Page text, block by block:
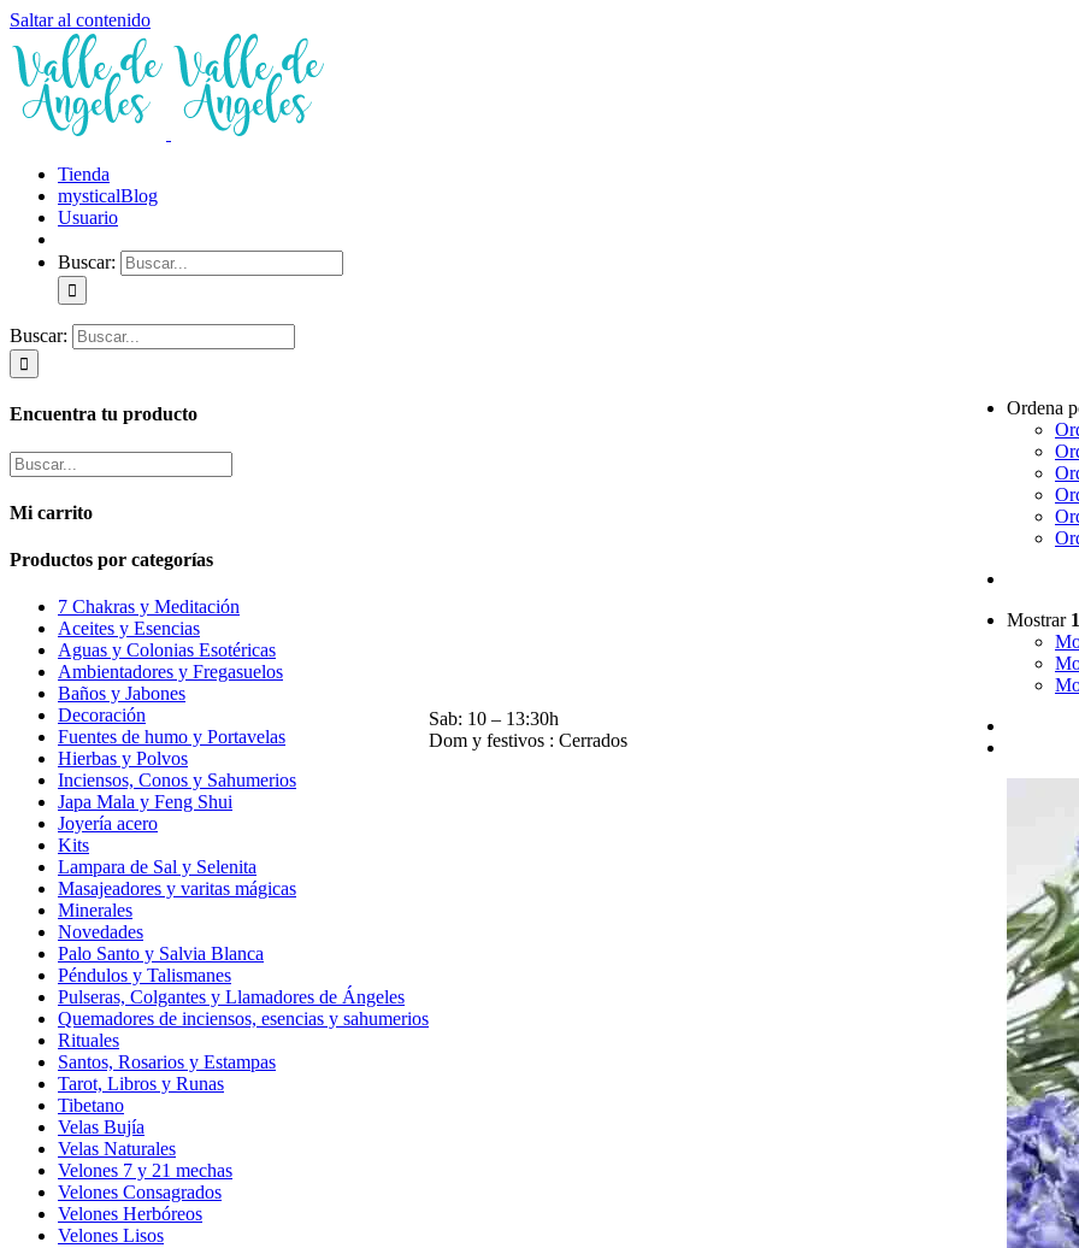
Saltar al contenido
Tienda
mysticalBlog
Usuario
Buscar:
Buscar:
Ordena
Mostrar
Encuentra tu producto
Mi carrito
Productos por categorías
7 Chakras y Meditación
Aceites y Esencias
Aguas y Colonias Esotéricas
Ambientadores y Fregasuelos
Baños y Jabones
Decoración
Fuentes de humo y Portavelas
Hierbas y Polvos
Inciensos, Conos y Sahumerios
Japa Mala y Feng Shui
Joyería acero
Kits
Lampara de Sal y Selenita
Masajeadores y varitas mágicas
Minerales
Novedades
Palo Santo y Salvia Blanca
Péndulos y Talismanes
Pulseras, Colgantes y Llamadores de Ángeles
Quemadores de inciensos, esencias y sahumerios
Rituales
Santos, Rosarios y Estampas
Tarot, Libros y Runas
Tibetano
Velas Bujía
Velas Naturales
Velones 7 y 21 mechas
Velones Consagrados
Velones Herbóreos
Velones Lisos
Sab: 10 – 13:30h
Dom y festivos : Cerrados